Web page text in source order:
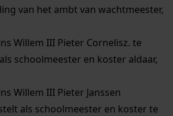
van het ambt van wachtmeester,
Willem III Pieter Cornelisz. te
schoolmeester en koster aldaar,
Willem III Pieter Janssen
als schoolmeester en koster te